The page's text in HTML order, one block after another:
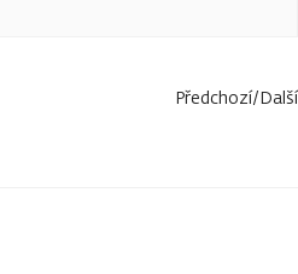
Předchozí/Další